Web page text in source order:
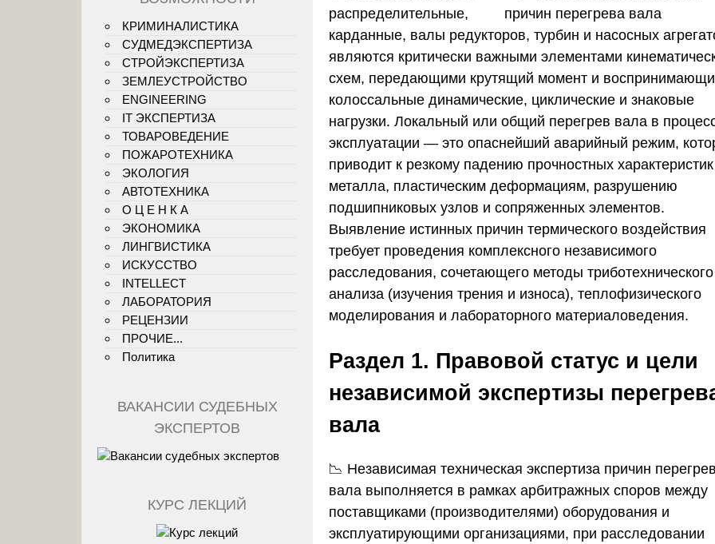
распределительные,
карданные, валы редукторов, турбин и насосных
являются критически важными элементами
схем, передающими крутящий момент и
колоссальные динамические, циклические и знаковые
нагрузки. Локальный или общий перегрев вала в
эксплуатации — это опаснейший аварийный режим,
приводит к резкому падению прочностных характеристик
металла, пластическим деформациям, разрушению
подшипниковых узлов и сопряженных элементов.
Выявление истинных причин термического воздействия
требует проведения комплексного независимого
расследования, сочетающего методы триботехнического
анализа (изучения трения и износа), теплофизического
моделирования и лабораторного материаловедения.
Раздел 1. Правовой статус и цели
независимой экспертизы
вала
📉 Независимая техническая экспертиза причин
вала выполняется в рамках арбитражных споров между
поставщиками (производителями) оборудования и
эксплуатирующими организациями, при расследовании
КРИМИНАЛИСТИКА
СУДМЕДЭКСПЕРТИЗА
СТРОЙЭКСПЕРТИЗА
ЗЕМЛЕУСТРОЙСТВО
ENGINEERING
IT ЭКСПЕРТИЗА
ТОВАРОВЕДЕНИЕ
ПОЖАРОТЕХНИКА
ЭКОЛОГИЯ
АВТОТЕХНИКА
О Ц Е Н К А
ЭКОНОМИКА
ЛИНГВИСТИКА
ИСКУССТВО
INTELLECT
ЛАБОРАТОРИЯ
РЕЦЕНЗИИ
ПРОЧИЕ...
Политика
ВАКАНСИИ СУДЕБНЫХ
ЭКСПЕРТОВ
КУРС ЛЕКЦИЙ